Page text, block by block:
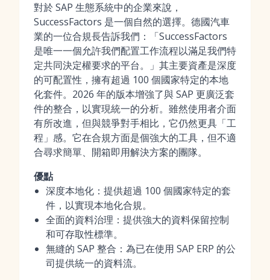
對於 SAP 生態系統中的企業來說，
SuccessFactors 是一個自然的選擇。德國汽車
業的一位合規長告訴我們：「SuccessFactors
是唯一一個允許我們配置工作流程以滿足我們特
定共同決定權要求的平台。」其主要資產是深度
的可配置性，擁有超過 100 個國家特定的本地
化套件。2026 年的版本增強了與 SAP 更廣泛套
件的整合，以實現統一的分析。雖然使用者介面
有所改進，但與競爭對手相比，它仍然更具「工
程」感。它在合規方面是個強大的工具，但不適
合尋求簡單、開箱即用解決方案的團隊。
優點
深度本地化：提供超過 100 個國家特定的套
件，以實現本地化合規。
全面的資料治理：提供強大的資料保留控制
和可存取性標準。
無縫的 SAP 整合：為已在使用 SAP ERP 的公
司提供統一的資料流。